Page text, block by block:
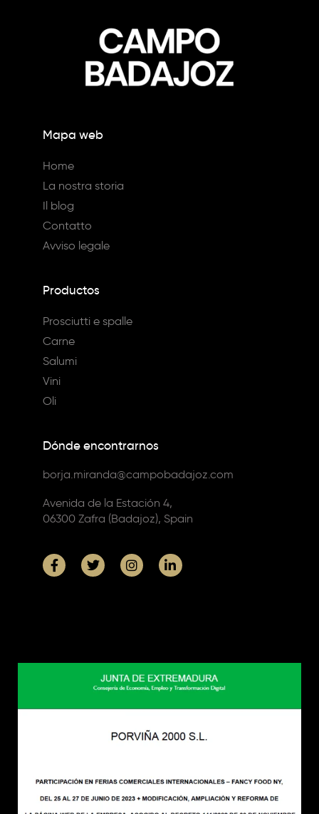
Mapa web
Home
La nostra storia
Il blog
Contatto
Avviso legale
Productos
Prosciutti e spalle
Carne
Salumi
Vini
Oli
Dónde encontrarnos
borja.miranda@campobadajoz.com
Avenida de la Estación 4,
06300 Zafra (Badajoz), Spain